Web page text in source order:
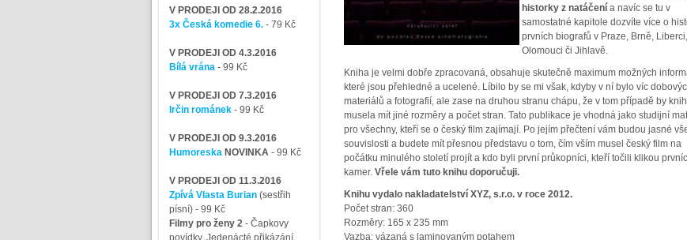
V PRODEJI OD 28.2.2016
3x Česká komedie 6. - 79 Kč
V PRODEJI OD 4.3.2016
Bílá vrána- 99 Kč
V PRODEJI OD 7.3.2016
Irčin románek - 99 Kč
V PRODEJI OD 9.3.2016
HumoreskaNOVINKA - 99 Kč
V PRODEJI OD 11.3.2016
Zpívá Vlasta Burian (sestřih
písní) - 99 Kč
Filmy pro ženy 2- Čapkovy
povídky, Jedenácté přikázání,
historky z natáčenía navíc se tu v
samostatné kapitole dozvíte více o
prvních biografů v Praze, Brně, Liberci,
Olomouci či Jihlavě.
Kniha je velmi dobře zpracovaná, obsahuje skutečně maximum možných
které jsou přehledné a ucelené. Líbilo by se mi však, kdyby v ní bylo víc
materiálů a fotografií, ale zase na druhou stranu chápu, že v tom případě by
musela mít jiné rozměry a počet stran. Tato publikace je vhodná jako studijní
pro všechny, kteří se o český film zajímají. Po jejím přečtení vám budou jasné
souvislosti a budete mít přesnou představu o tom, čím vším musel český film na
počátku minulého století projít a kdo byli první průkopníci, kteří točili klikou
kamer. Vřele vám tuto knihu doporučuji.
Knihu vydalo nakladatelství XYZ, s.r.o. v roce 2012.
Počet stran: 360
Rozměry: 165 x 235 mm
Vazba: vázaná s laminovaným potahem